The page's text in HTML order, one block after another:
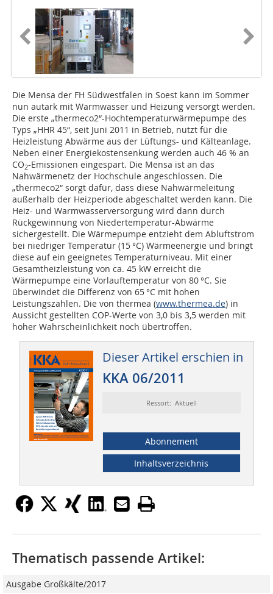
Die Mensa der FH Südwestfalen in Soest kann im Sommer
nun autark mit Warmwasser und Heizung versorgt werden.
Die erste „thermeco2“-Hochtemperaturwärmepumpe des
Typs „HHR 45“, seit Juni 2011 in Betrieb, nutzt für die
Heizleistung Abwärme aus der Lüftungs- und Kälteanlage.
Neben einer Energiekostensenkung werden auch 46 % an
CO2-Emissionen eingespart. Die Mensa ist an das
Nahwärmenetz der Hochschule angeschlossen. Die
„thermeco2“ sorgt dafür, dass diese Nahwärmeleitung
außerhalb der Heizperiode abgeschaltet werden kann. Die
Heiz- und Warmwasserversorgung wird dann durch
Rückgewinnung von Niedertemperatur-Abwärme
sichergestellt. Die Wärmepumpe entzieht dem Abluftstrom
bei niedriger Temperatur (15 °C) Wärmeenergie und bringt
diese auf ein geeignetes Temperaturniveau. Mit einer
Gesamtheizleistung von ca. 45 kW erreicht die
Wärmepumpe eine Vorlauftemperatur von 80 °C. Sie
überwindet die Differenz von 65 °C mit hohen
Leistungszahlen. Die von thermea (www.thermea.de) in
Aussicht gestellten COP-Werte von 3,0 bis 3,5 werden mit
hoher Wahrscheinlichkeit noch übertroffen.
Dieser Artikel erschien in
KKA 06/2011
Ressort: Aktuell
Abonnement
Inhaltsverzeichnis
Thematisch passende Artikel:
Ausgabe Großkälte/2017